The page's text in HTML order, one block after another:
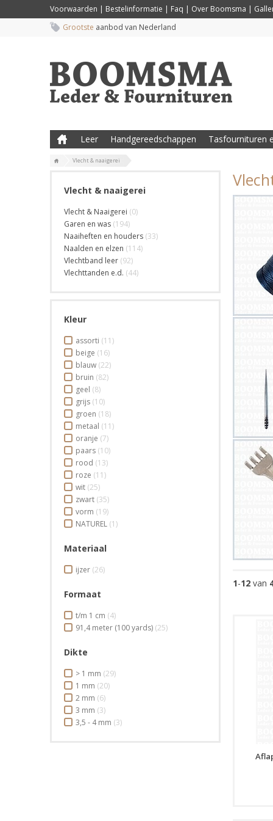
Voorwaarden | Bestelinformatie | Faq | Over Boomsma |
Grootste aanbod van Nederland
Leer Handgereedschappen Tasfournituren
Vlecht & naaigerei
Vlecht & naaigerei
Vlecht & Naaigerei (0)
Garen en was (194)
Naaiheften en houders (33)
Naalden en elzen (114)
Vlechtband leer (92)
Vlechttanden e.d. (44)
Kleur
assorti (11)
beige (16)
blauw (22)
bruin (82)
geel (8)
grijs (10)
groen (18)
metaal (11)
oranje (7)
paars (10)
rood (13)
roze (11)
wit (25)
zwart (35)
vorm (19)
NATUREL (1)
Materiaal
ijzer (26)
Formaat
t/m 1 cm (4)
91,4 meter (100 yards) (25)
Dikte
> 1 mm (29)
1 mm (20)
2 mm (6)
3 mm (3)
3,5 - 4 mm (3)
1-12 van